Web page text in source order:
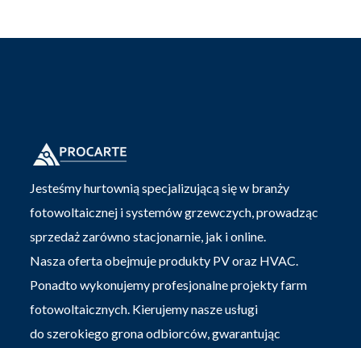
Jesteśmy hurtownią specjalizującą się w branży
fotowoltaicznej i systemów grzewczych, prowadząc
sprzedaż zarówno stacjonarnie, jak i online.
Nasza oferta obejmuje produkty PV oraz HVAC.
Ponadto wykonujemy profesjonalne projekty farm
fotowoltaicznych. Kierujemy nasze usługi
do szerokiego grona odbiorców, gwarantując